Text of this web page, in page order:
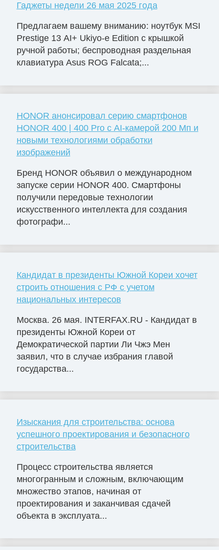
Гаджеты недели 26 мая 2025 года
Предлагаем вашему вниманию: ноутбук MSI
Prestige 13 AI+ Ukiyo-e Edition с крышкой
ручной работы; беспроводная раздельная
клавиатура Asus ROG Falcata;...
HONOR анонсировал серию смартфонов
HONOR 400 | 400 Pro с AI-камерой 200 Мп и
новыми технологиями обработки
изображений
Бренд HONOR объявил о международном
запуске серии HONOR 400. Смартфоны
получили передовые технологии
искусственного интеллекта для создания
фотографи...
Кандидат в президенты Южной Кореи хочет
строить отношения с РФ с учетом
национальных интересов
Москва. 26 мая. INTERFAX.RU - Кандидат в
президенты Южной Кореи от
Демократической партии Ли Чжэ Мен
заявил, что в случае избрания главой
государства...
Изыскания для строительства: основа
успешного проектирования и безопасного
строительства
Процесс строительства является
многогранным и сложным, включающим
множество этапов, начиная от
проектирования и заканчивая сдачей
объекта в эксплуата...